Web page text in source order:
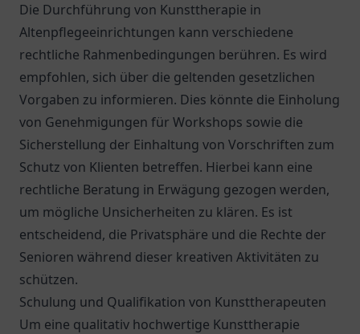
Die Durchführung von Kunsttherapie in
Altenpflegeeinrichtungen kann verschiedene
rechtliche Rahmenbedingungen berühren. Es wird
empfohlen, sich über die geltenden gesetzlichen
Vorgaben zu informieren. Dies könnte die Einholung
von Genehmigungen für Workshops sowie die
Sicherstellung der Einhaltung von Vorschriften zum
Schutz von Klienten betreffen. Hierbei kann eine
rechtliche Beratung in Erwägung gezogen werden,
um mögliche Unsicherheiten zu klären. Es ist
entscheidend, die Privatsphäre und die Rechte der
Senioren während dieser kreativen Aktivitäten zu
schützen.
Schulung und Qualifikation von Kunsttherapeuten
Um eine qualitativ hochwertige Kunsttherapie